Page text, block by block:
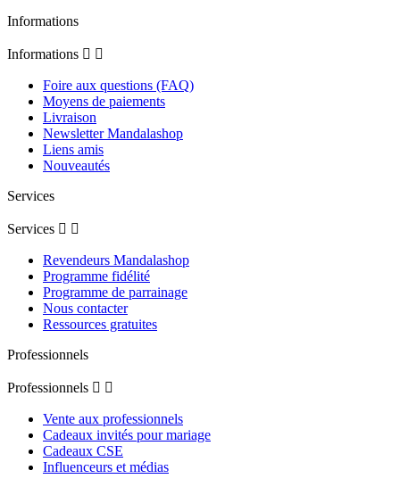
Informations
Informations  
Foire aux questions (FAQ)
Moyens de paiements
Livraison
Newsletter Mandalashop
Liens amis
Nouveautés
Services
Services  
Revendeurs Mandalashop
Programme fidélité
Programme de parrainage
Nous contacter
Ressources gratuites
Professionnels
Professionnels  
Vente aux professionnels
Cadeaux invités pour mariage
Cadeaux CSE
Influenceurs et médias